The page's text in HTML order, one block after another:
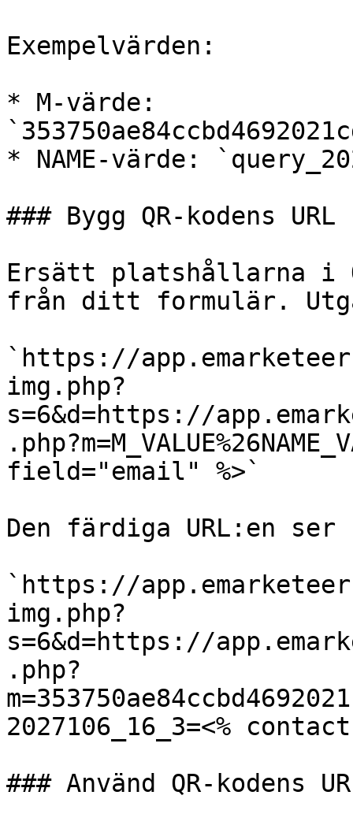
Exempelvärden:
* M-värde:
* NAME-värde:
### Bygg QR-kodens URL
Ersätt platshållarna i
från ditt formulär.
`https://
img.php?
s=6&d=https://
field="email" %>`
Den färdiga URL:en
`https://
img.php?
s=6&d=https://
.php?
2027106_16_3=<%
### Använd QR-kodens